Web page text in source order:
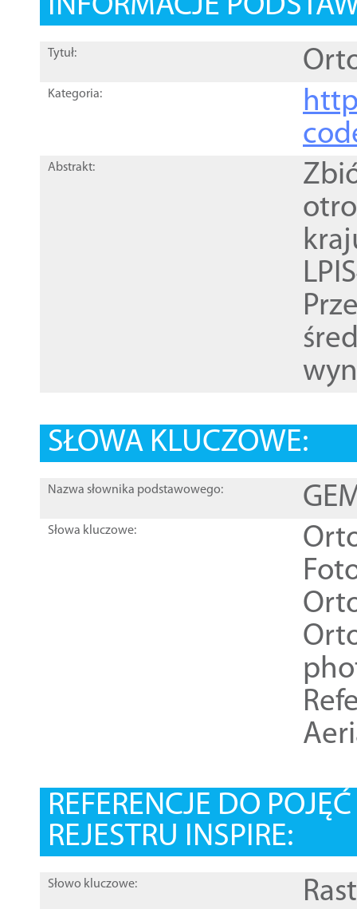
INFORMACJE
Tytuł:
Kategoria:
Abstrakt:
SŁOWA KLUCZOWE:
Nazwa słownika podstawowego:
Słowa kluczowe:
REFERENCJE DO
REJESTRU INSPIRE:
Słowo kluczowe: